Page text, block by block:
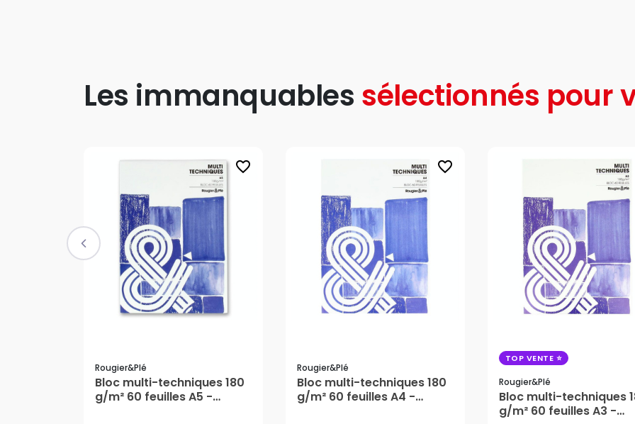
Les immanquables sélectionnés pour
favorite_border
Rougier&plé
Bloc multi-techniques 180
g/m² 60 feuilles A5 -
favorite_border
Rougier&plé
Bloc multi-techniques 180
g/m² 60 feuilles A4 -
TOP VENTE
Rougier&plé
Bloc multi-techniques
g/m² 60 feuilles A3 -
24,25 €